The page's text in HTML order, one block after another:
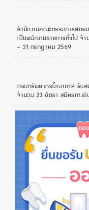
สำนักงานคณะกรรมการสิทธิ
เป็นพนักงานราชการทั่วไป จ
- 31 กรกฎาคม 2569
กรมทรัพยากรน้ำบาดาล รับ
จำนวน 23 อัตรา สมัครทาง